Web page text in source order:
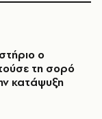
ο
τη σορό
κατάψυξη